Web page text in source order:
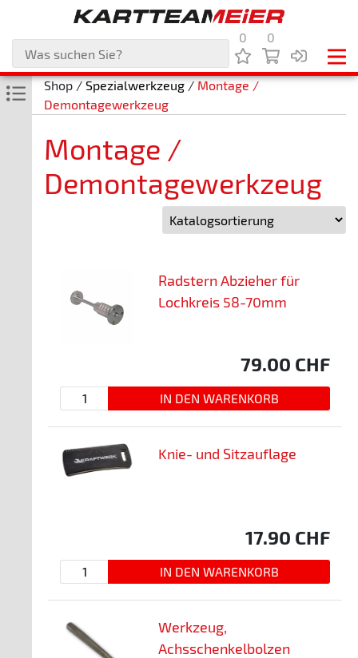
0 0
Shop /Spezialwerkzeug/Montage /
Demontagewerkzeug
Montage /
Demontagewerkzeug
Radstern Abzieher für
Lochkreis 58-70mm
79.00 CHF
Knie- und Sitzauflage
17.90 CHF
Werkzeug,
Achsschenkelbolzen